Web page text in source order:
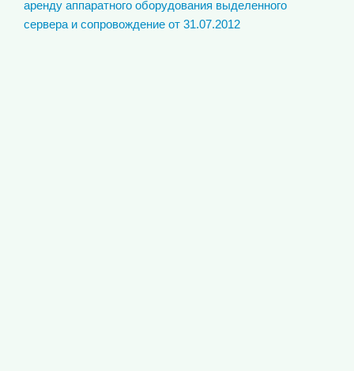
аренду аппаратного оборудования выделенного
сервера и сопровождение от 31.07.2012